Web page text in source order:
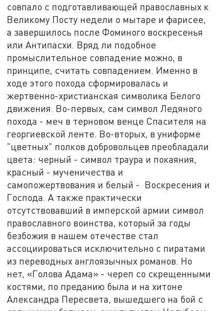
совпало с подготавливающей православных к
Великому Посту недели о мытаре и фарисее,
а завершилось после Фоминого воскресенья
или Антипасхи. Вряд ли подобное
промыслительное совпадение можно, в
принципе, считать совпадением. Именно в
ходе этого похода сформировалась и
жертвенно-христианская символика Белого
движения. Во-первых, сам символ Ледяного
похода - меч в терновом венце Спасителя на
георгиевской ленте. Во-вторых, в униформе
"цветных" полков добровольцев преобладали
цвета: черный - символ траура и покаяния,
красный - мученичества и
самопожертвования и белый - Воскресения и
Господа. А также практически
отсутствовавший в имперской армии символ
православного воинства, который за годы
безбожия в нашем отечестве стал
ассоциироваться исключительно с пиратами
из переводных англоязычных романов. Но
нет, «Голова Адама» - череп со скрещенными
костями, по преданию была и на хитоне
Александра Пересвета, вышедшего на бой с